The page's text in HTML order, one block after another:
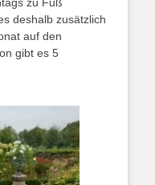
deshalb zusätzlich
auf den
gibt es 5